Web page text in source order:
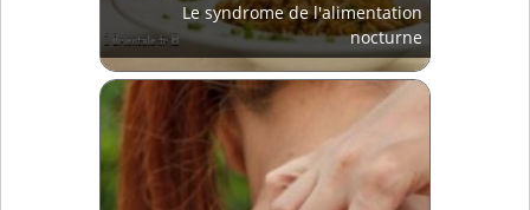
Le syndrome de l'alimentation
nocturne